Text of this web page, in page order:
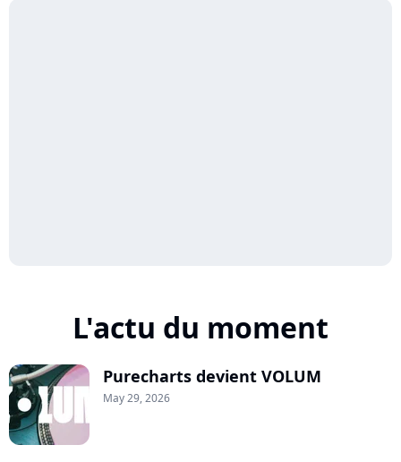
L'actu du moment
Purecharts devient VOLUM
May 29, 2026